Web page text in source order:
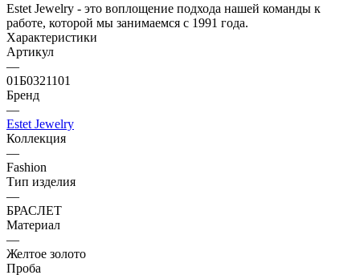
Estet Jewelry - это воплощение подхода нашей команды к
работе, которой мы занимаемся с 1991 года.
Характеристики
Артикул
—
01Б0321101
Бренд
—
Estet Jewelry
Коллекция
—
Fashion
Тип изделия
—
БРАСЛЕТ
Материал
—
Желтое золото
Проба